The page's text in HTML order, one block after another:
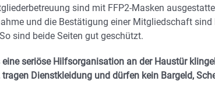
sind mit FFP2-Masken
und die Bestätigung einer Mitgliedschaft
sind beide Seiten gut geschützt.
seriöse Hilfsorganisation an der Haustür
Dienstkleidung und dürfen kein Bargeld,